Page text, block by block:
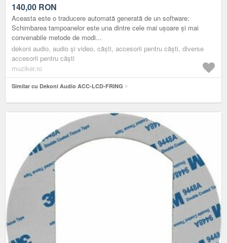
140,00 RON
Aceasta este o traducere automată generată de un software:
Schimbarea tampoanelor este una dintre cele mai ușoare și mai
convenabile metode de modi...
dekoni audio, audio și video, căști, accesorii pentru căști, diverse
accesorii pentru căşti
muziker.ro
Similar cu Dekoni Audio ACC-LCD-FRING